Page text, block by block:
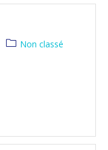
Non classé